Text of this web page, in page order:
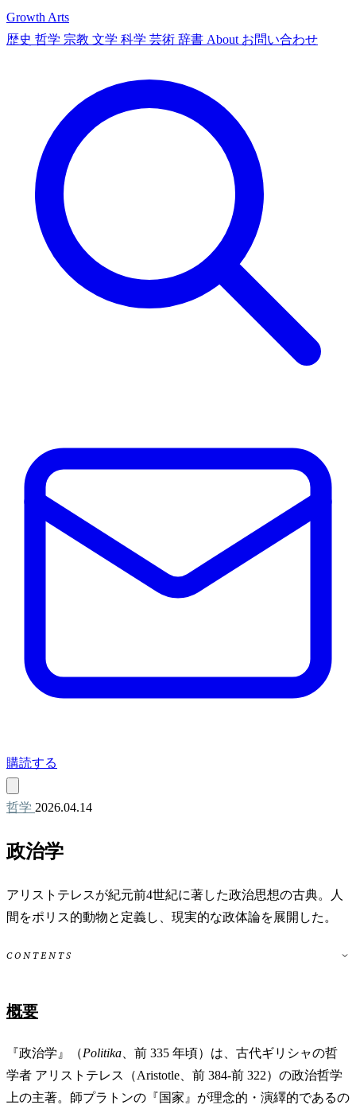
Growth Arts
歴史 哲学 宗教 文学 科学 芸術 辞書 About お問い合わせ
購読する
哲学 2026.04.14
政治学
アリストテレスが紀元前4世紀に著した政治思想の古典。人
間をポリス的動物と定義し、現実的な政体論を展開した。
CONTENTS
概要
『政治学』（Politika 、前 335 年頃）は、古代ギリシャの哲
学者 アリストテレス（Aristotle、前 384-前 322）の政治哲学
上の主著。師プラトンの『国家』が理念的・演繹的であるの